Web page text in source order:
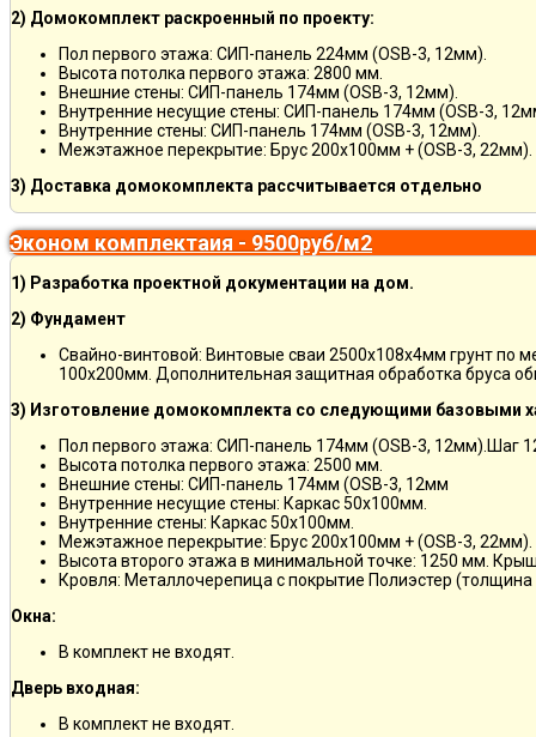
2) Домокомплект раскроенный по проекту:
Пол первого этажа: СИП-панель 224мм (OSB-3, 12мм).
Высота потолка первого этажа: 2800 мм.
Внешние стены: СИП-панель 174мм (OSB-3, 12мм).
Внутренние несущие стены: СИП-панель 174мм (OSB-3,
Внутренние стены: СИП-панель 174мм (OSB-3, 12мм).
Межэтажное перекрытие: Брус 200х100мм + (OSB-3, 22мм).
3) Доставка домокомплекта рассчитывается отдельно
Эконом комплектаия - 9500руб/м2
1) Разработка проектной документации на дом.
2) Фундамент
Свайно-винтовой: Винтовые сваи 2500х108х4мм грунт по
100х200мм. Дополнительная защитная обработка бруса
3) Изготовление домокомплекта со следующими базовыми
Пол первого этажа: СИП-панель 174мм (OSB-3, 12мм).Шаг
Высота потолка первого этажа: 2500 мм.
Внешние стены: СИП-панель 174мм (OSB-3, 12мм
Внутренние несущие стены: Каркас 50х100мм.
Внутренние стены: Каркас 50х100мм.
Межэтажное перекрытие: Брус 200х100мм + (OSB-3, 22мм).
Высота второго этажа в минимальной точке: 1250 мм.
Кровля: Металлочерепица с покрытие Полиэстер
Окна:
В комплект не входят.
Дверь входная:
В комплект не входят.